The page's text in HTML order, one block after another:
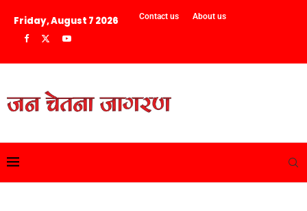
Friday, August 7 2026 Contact us About us